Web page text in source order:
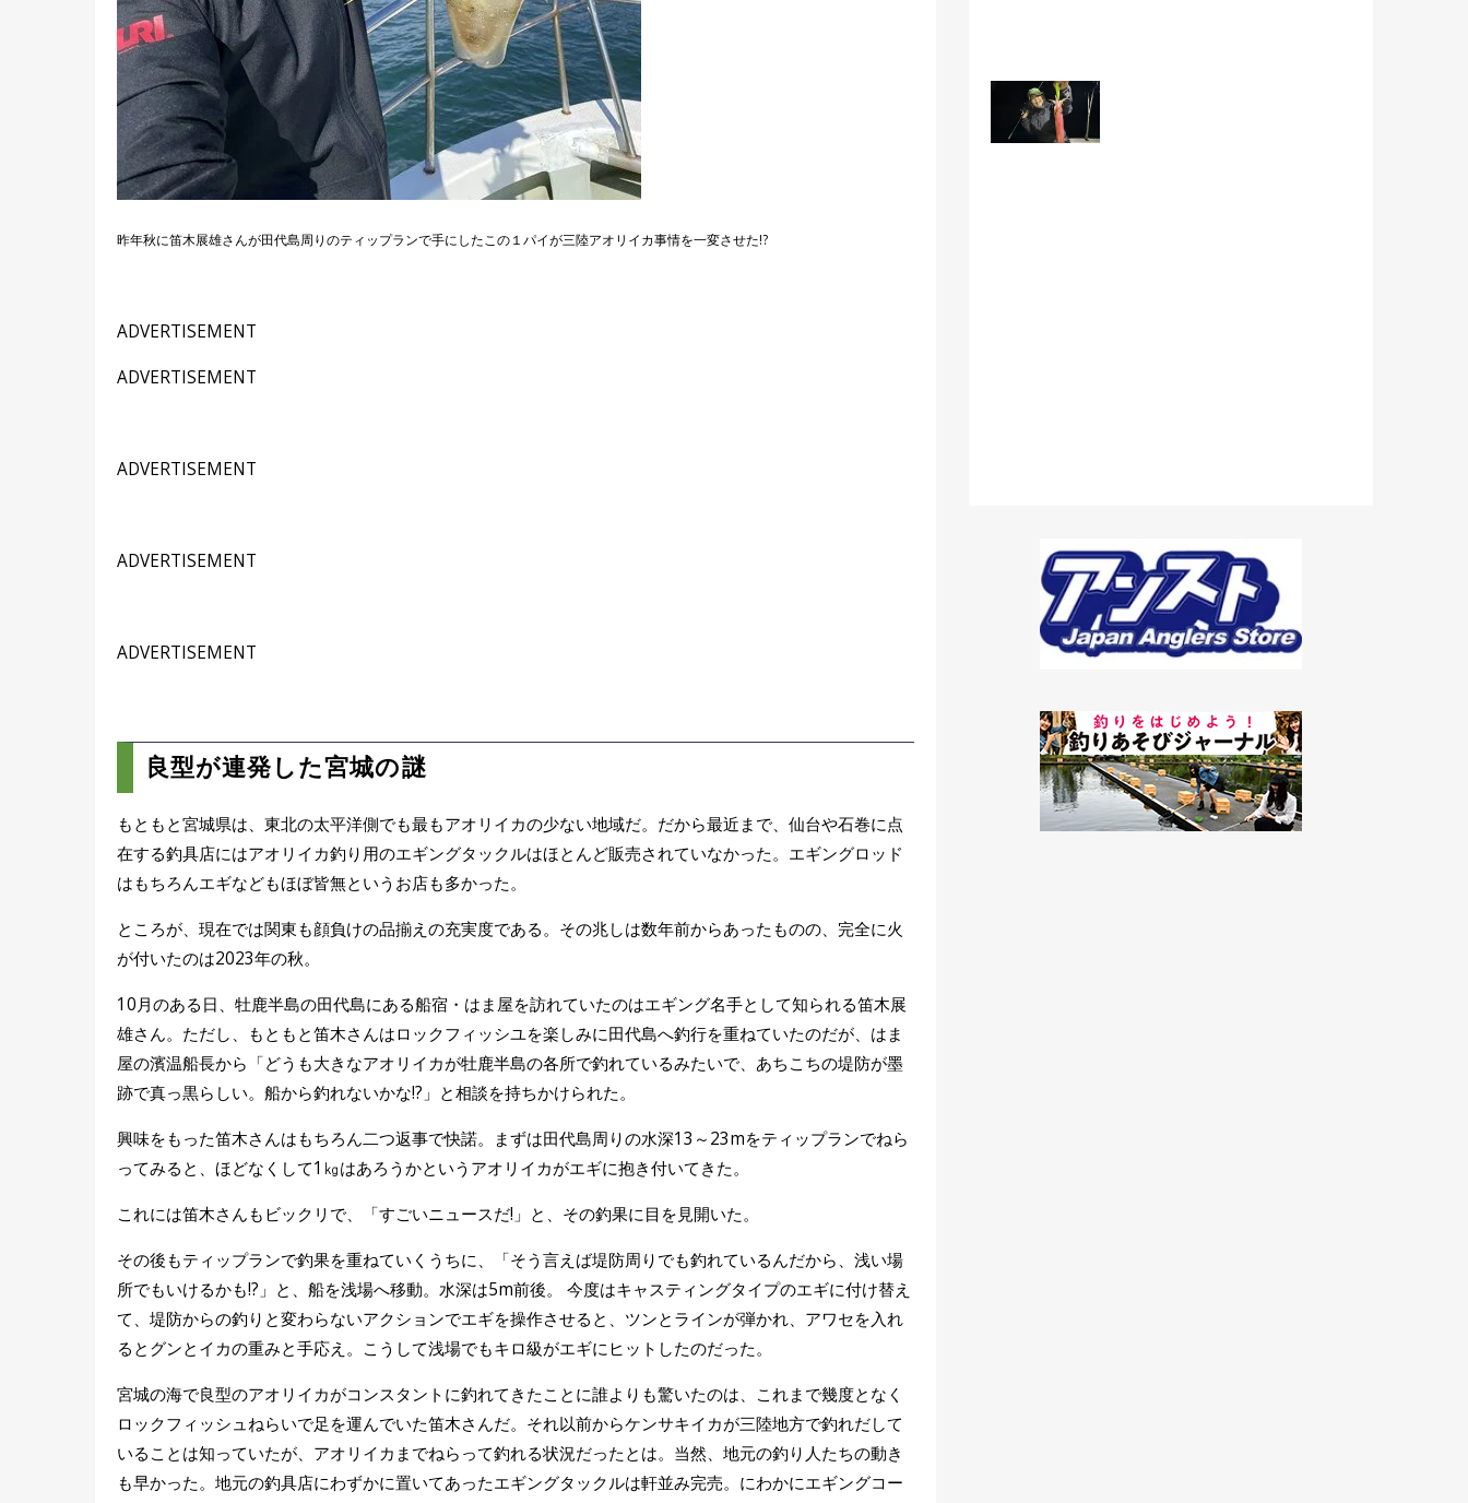
昨年秋に笛木展雄さんが田代島周りのティップランで手にしたこの１パイが三陸アオリイカ事情を一変させた!?
ADVERTISEMENT
ADVERTISEMENT
ADVERTISEMENT
ADVERTISEMENT
ADVERTISEMENT
良型が連発した宮城の謎
もともと宮城県は、東北の太平洋側でも最もアオリイカの少ない地域だ。だから最近まで、仙台や石巻に点
在する釣具店にはアオリイカ釣り用のエギングタックルはほとんど販売されていなかった。エギングロッド
はもちろんエギなどもほぼ皆無というお店も多かった。
ところが、現在では関東も顔負けの品揃えの充実度である。その兆しは数年前からあったものの、完全に火
が付いたのは2023年の秋。
10月のある日、牡鹿半島の田代島にある船宿・はま屋を訪れていたのはエギング名手として知られる笛木展
雄さん。ただし、もともと笛木さんはロックフィッシユを楽しみに田代島へ釣行を重ねていたのだが、はま
屋の濱温船長から「どうも大きなアオリイカが牡鹿半島の各所で釣れているみたいで、あちこちの堤防が墨
跡で真っ黒らしい。船から釣れないかな!?」と相談を持ちかけられた。
興味をもった笛木さんはもちろん二つ返事で快諾。まずは田代島周りの水深13～23mをティップランでねら
ってみると、ほどなくして1㎏はあろうかというアオリイカがエギに抱き付いてきた。
これには笛木さんもビックリで、「すごいニュースだ!」と、その釣果に目を見開いた。
その後もティップランで釣果を重ねていくうちに、「そう言えば堤防周りでも釣れているんだから、浅い場
所でもいけるかも!?」と、船を浅場へ移動。水深は5m前後。 今度はキャスティングタイプのエギに付け替え
て、堤防からの釣りと変わらないアクションでエギを操作させると、ツンとラインが弾かれ、アワセを入れ
るとグンとイカの重みと手応え。こうして浅場でもキロ級がエギにヒットしたのだった。
宮城の海で良型のアオリイカがコンスタントに釣れてきたことに誰よりも驚いたのは、これまで幾度となく
ロックフィッシュねらいで足を運んでいた笛木さんだ。それ以前からケンサキイカが三陸地方で釣れだして
いることは知っていたが、アオリイカまでねらって釣れる状況だったとは。当然、地元の釣り人たちの動き
も早かった。地元の釣具店にわずかに置いてあったエギングタックルは軒並み完売。にわかにエギングコー